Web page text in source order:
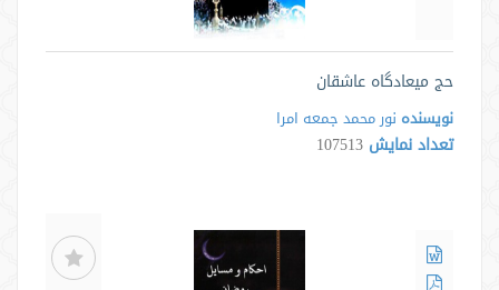
حج میعادگاه عاشقان
نویسنده نور محمد جمعه امرا
تعداد نمایش 107513